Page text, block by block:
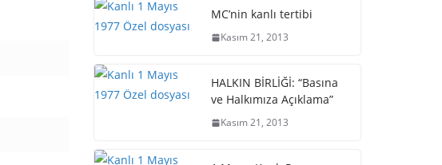
MC’nin kanlı tertibi
Kasım 21, 2013
HALKIN BİRLİĞİ: “Basına
ve Halkımıza Açıklama”
Kasım 21, 2013